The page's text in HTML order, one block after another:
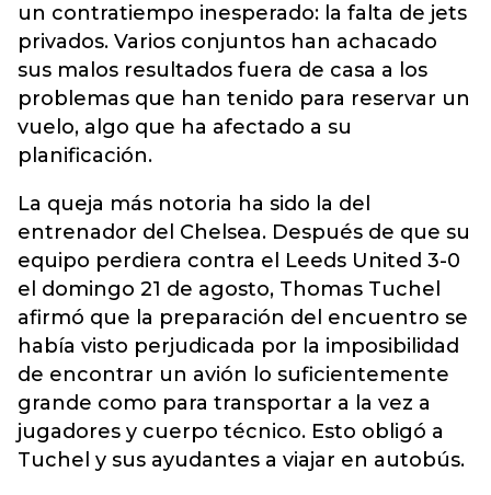
un contratiempo inesperado: la falta de jets
privados. Varios conjuntos han achacado
sus malos resultados fuera de casa a los
problemas que han tenido para reservar un
vuelo, algo que ha afectado a su
planificación.
La queja más notoria ha sido la del
entrenador del Chelsea. Después de que su
equipo perdiera contra el Leeds United 3-0
el domingo 21 de agosto, Thomas Tuchel
afirmó que la preparación del encuentro se
había visto perjudicada por la imposibilidad
de encontrar un avión lo suficientemente
grande como para transportar a la vez a
jugadores y cuerpo técnico. Esto obligó a
Tuchel y sus ayudantes a viajar en autobús.